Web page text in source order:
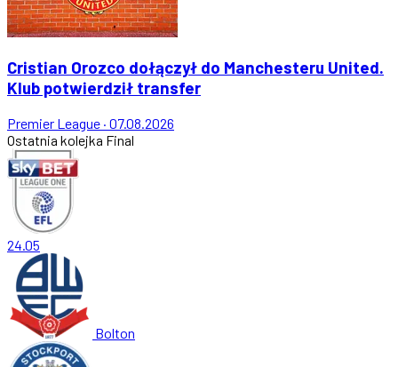
Cristian Orozco dołączył do Manchesteru United.
Klub potwierdził transfer
Premier League · 07.08.2026
Ostatnia kolejka Final
24.05
Bolton